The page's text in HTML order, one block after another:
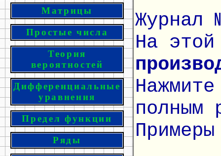
Матрицы
Простые числа
Теория
вероятностей
Дифференциальные
уравнения
Предел функции
Ряды
Журнал
На
полным